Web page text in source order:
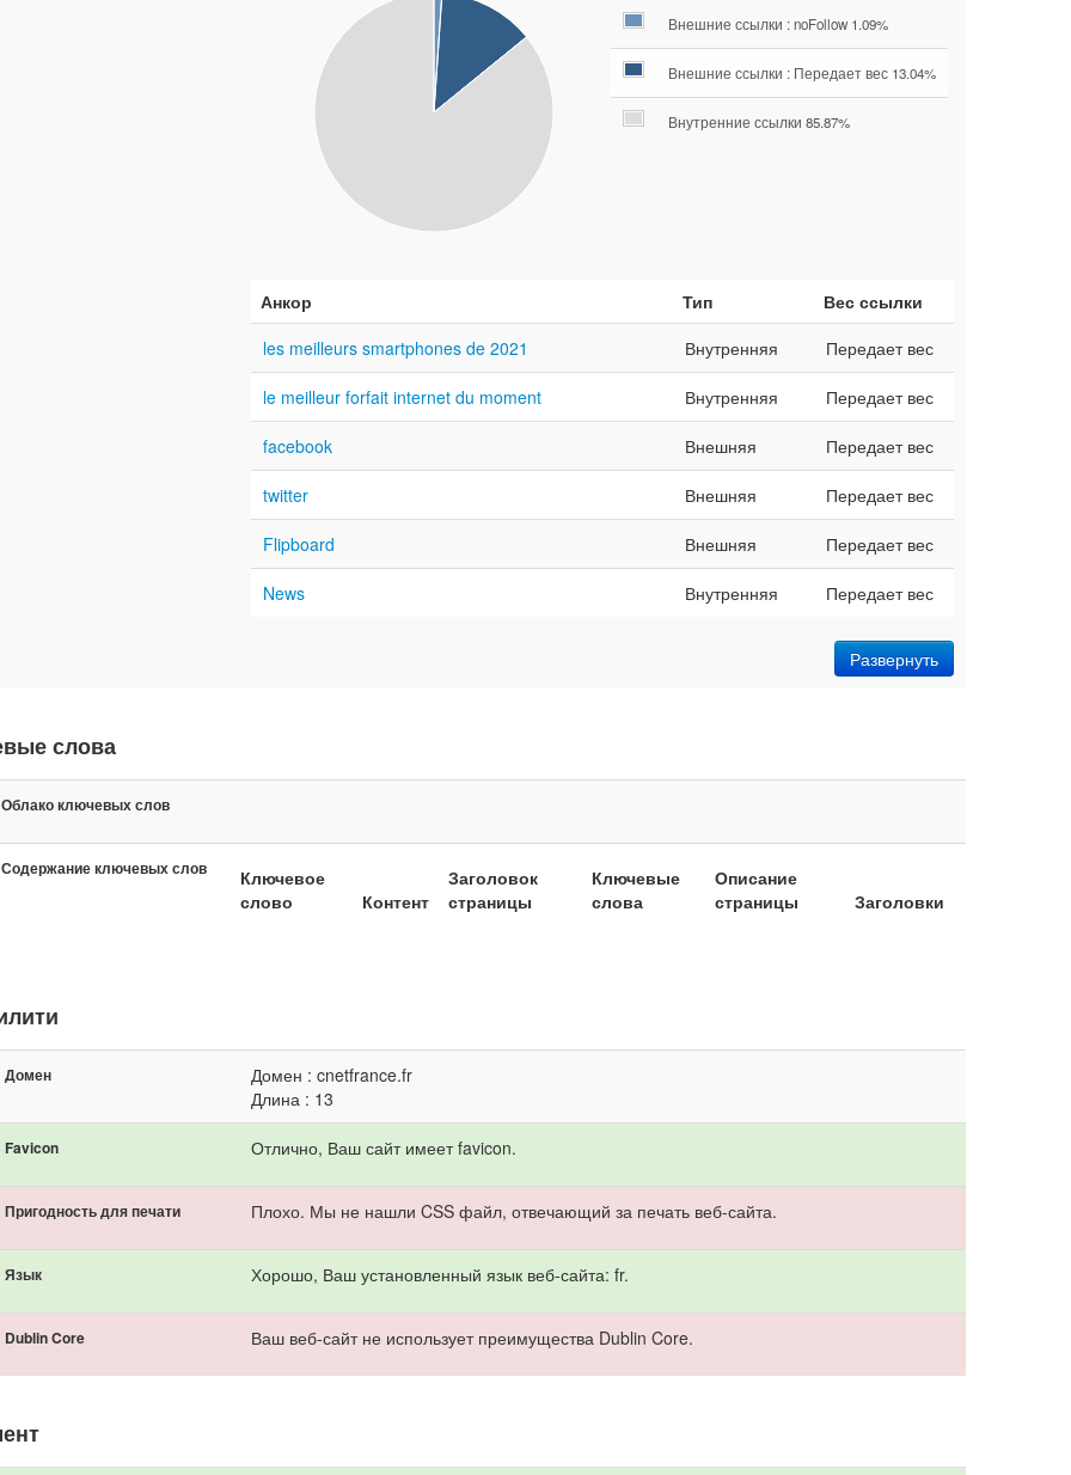
Внешние ссылки : noFollow 1.09%
Внешние ссылки : Передает вес 13.04%
Внутренние ссылки 85.87%
Анкор Тип
Вес ссылки
les meilleurs smartphones de 2021
Внутренняя Передает вес
le meilleur forfait internet du moment Внутренняя Передает вес
facebook Внешняя Передает вес
twitter Внешняя Передает вес
Flipboard Внешняя Передает вес
News Внутренняя Передает вес
Развернуть
слова
Облако ключевых слов
Содержание ключевых слов
Ключевое
слово
Контент
Заголовок
страницы
Ключевые
слова
Описание
страницы
Заголовки
Домен
Домен : cnetfrance.fr
Длина : 13
Favicon Отлично, Ваш сайт имеет favicon.
Пригодность для печати Плохо. Мы не нашли CSS файл, отвечающий за печать веб-сайта.
Язык Хорошо, Ваш установленный язык веб-сайта: fr.
Dublin Core Ваш веб-сайт не использует преимущества Dublin Core.